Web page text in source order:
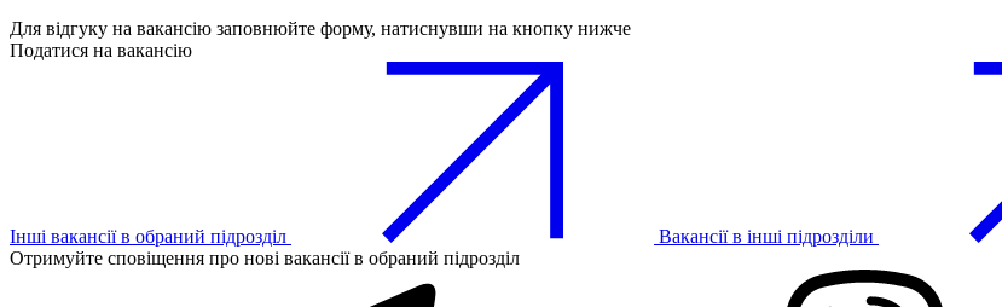
Для відгуку на вакансію заповнюйте форму, натиснувши на кнопку нижче
Податися на вакансію
Інші вакансії в обраний підрозділ
Вакансії в інші підрозділи
Отримуйте сповіщення про нові вакансії в обраний підрозділ